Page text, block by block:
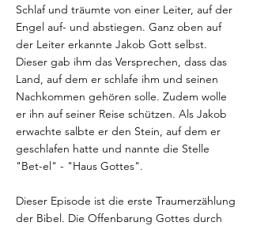
Schlaf und träumte von einer Leiter, auf der
Engel auf- und abstiegen. Ganz oben auf
der Leiter erkannte Jakob Gott selbst.
Dieser gab ihm das Versprechen, dass das
Land, auf dem er schlafe ihm und seinen
Nachkommen gehören solle. Zudem wolle
er ihn auf seiner Reise schützen. Als Jakob
erwachte salbte er den Stein, auf dem er
geschlafen hatte und nannte die Stelle
"Bet-el" - "Haus Gottes".
Dieser Episode ist die erste Traumerzählung
der Bibel. Die Offenbarung Gottes durch